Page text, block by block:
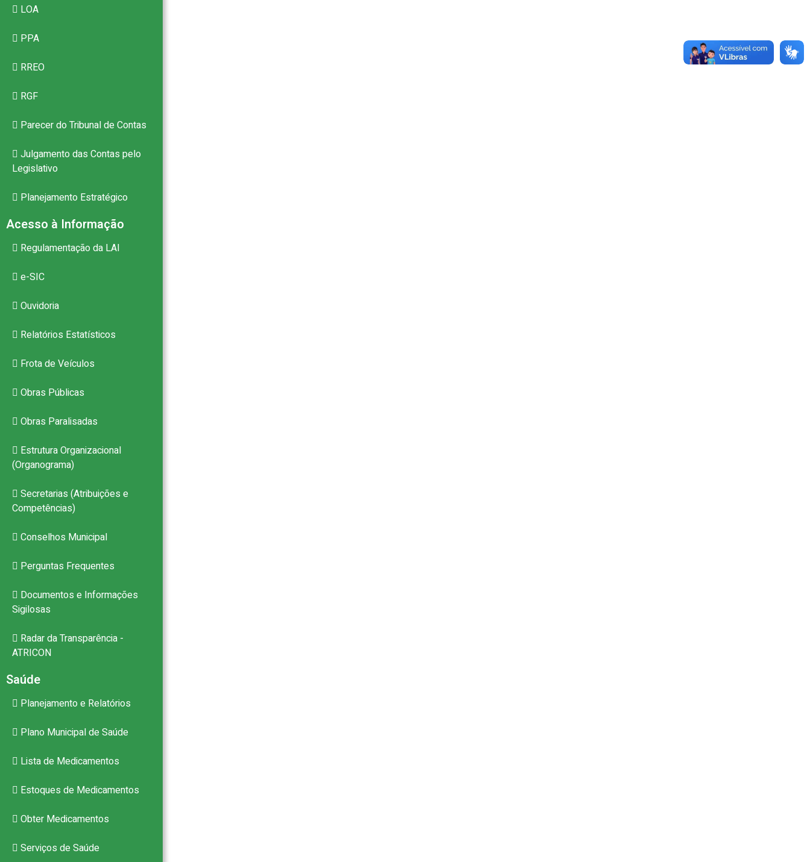
LOA
PPA
RREO
RGF
Parecer do Tribunal de Contas
Julgamento das Contas pelo
Legislativo
Planejamento Estratégico
Acesso à Informação
Regulamentação da LAI
e-SIC
Ouvidoria
Relatórios Estatísticos
Frota de Veículos
Obras Públicas
Obras Paralisadas
Estrutura Organizacional
(Organograma)
Secretarias (Atribuições e
Competências)
Conselhos Municipal
Perguntas Frequentes
Documentos e Informações
Sigilosas
Radar da Transparência -
ATRICON
Saúde
Planejamento e Relatórios
Plano Municipal de Saúde
Lista de Medicamentos
Estoques de Medicamentos
Obter Medicamentos
Serviços de Saúde